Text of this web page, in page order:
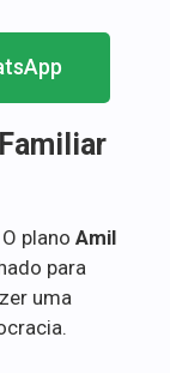
plano Amil
para
uma